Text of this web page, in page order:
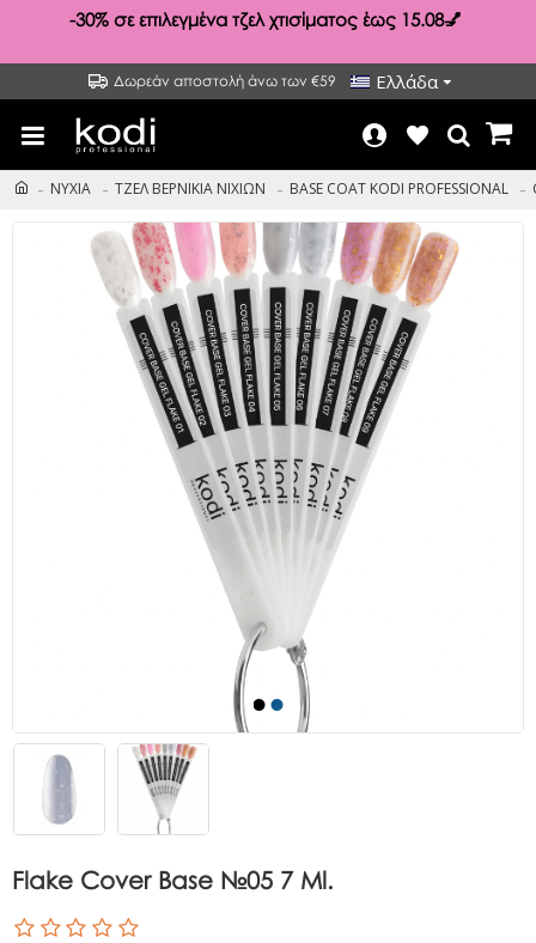
-30% σε επιλεγμένα τζελ χτισίματος έως 15.08💅
Δωρεάν αποστολή άνω των €59 Ελλάδα
ΝΥΧΙΑ ΤΖΕΛ ΒΕΡΝΙΚΙΑ ΝΙΧΙΩΝ BASE COAT KODI PROFESSIONAL
Flake Cover Base №05 7 Ml.